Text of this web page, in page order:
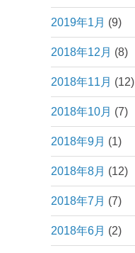
2019年1月 (9)
2018年12月 (8)
2018年11月 (12)
2018年10月 (7)
2018年9月 (1)
2018年8月 (12)
2018年7月 (7)
2018年6月 (2)